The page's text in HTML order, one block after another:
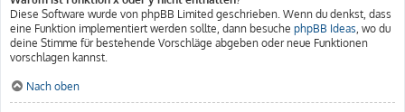
Diese Software wurde von phpBB Limited geschrieben. Wenn du denkst, dass
eine Funktion implementiert werden sollte, dann besuche phpBB Ideas, wo du
deine Stimme für bestehende Vorschläge abgeben oder neue Funktionen
vorschlagen kannst.
Nach oben